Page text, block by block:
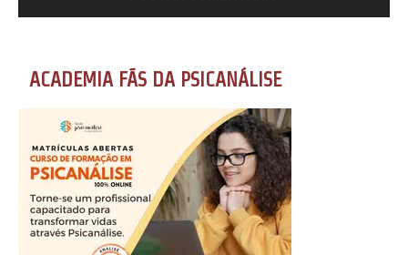
ACADEMIA FÃS DA PSICANÁLISE